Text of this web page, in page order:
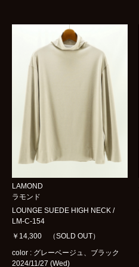
LAMOND
ラモンド
LOUNGE SUEDE HIGH NECK /
LM-C-154
￥14,300 （SOLD OUT）
color : グレーベージュ、ブラック
2024/11/27 (Wed)